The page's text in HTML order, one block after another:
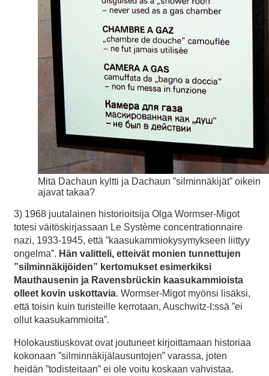
Mitä Dachaun kyltti ja Dachaun ”silminnäkijät” oikein
ajavat takaa?
3) 1968 juutalainen historioitsija Olga Wormser-Migot
totesi väitöskirjassaan Le Système concentrationnaire
nazi, 1933-1945, että ”kaasukammiokysymykseen liittyy
ongelma”. Hän valitteli, etteivät monien tunnettujen
”silminnäkijöiden” kertomukset esimerkiksi
Mauthausenin ja Ravensbrückin kaasukammioista
olleet kovin uskottavia. Wormser-Migot myönsi lisäksi,
että toisin kuin turisteille kerrotaan, Auschwitz-I:ssä ”ei
ollut kaasukammioita”.
Holokaustiuskovat ovat joutuneet kirjoittamaan historiaa
kokonaan ”silminnäkijälausuntojen” varassa, joten
heidän ”todisteitaan” ei ole voitu koskaan vahvistaa.